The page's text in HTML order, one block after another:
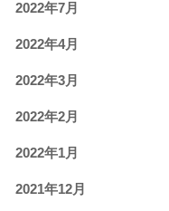
2022年7月
2022年4月
2022年3月
2022年2月
2022年1月
2021年12月